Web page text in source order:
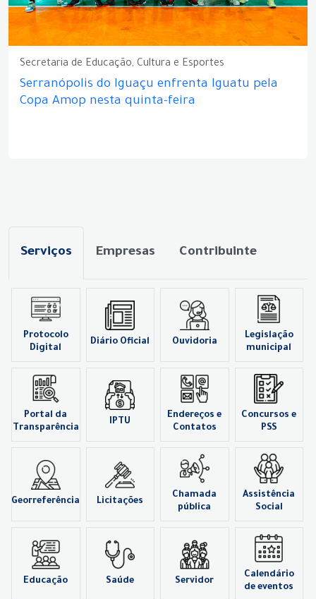
Secretaria de Educação, Cultura e Esportes
Serranópolis do Iguaçu enfrenta Iguatu pela
Copa Amop nesta quinta-feira
Serviços Empresas Contribuinte
Protocolo
Digital
Diário Oficial Ouvidoria
Legislação
municipal
Portal da
Transparência
IPTU
Endereços e
Contatos
Concursos e
PSS
Georreferência Licitações
Chamada
pública
Assistência
Social
Educação Saúde Servidor
Calendário
de eventos